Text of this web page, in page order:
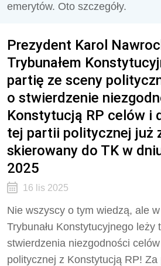
emerytów. Oto szczegóły.
Prezydent Karol
Trybunałem
partię ze sceny
o stwierdzenie
Konstytucją RP celów i
tej partii politycznej już
skierowany do TK w
2025
16 lis 2025
Nie wszyscy o tym wiedzą, ale
Trybunału Konstytucyjnego leży
stwierdzenia niezgodności
politycznej z Konstytucją RP!